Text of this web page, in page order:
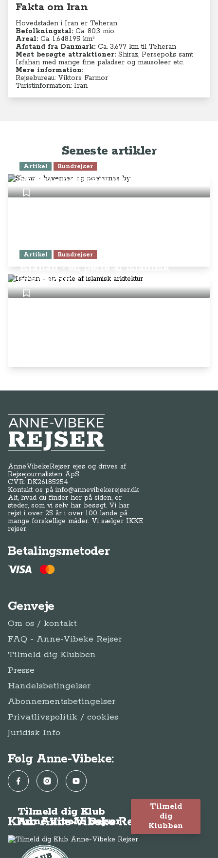
Fakta om Iran
Hovedstaden i Iran er Teheran.
Befolkningstal: Ca. 80,3 mio.
Areal: Ca. 1.648.195 km²
Afstand fra Danmark: Ca. 3.677 km til Teheran
Mest besøgte attraktioner: Shiraz, Persepolis samt
Isfahan med mange fine paladser og mausoleer etc.
Mere information:
Rejsebureau: Viktors Farmor
Turistinformation: Iran
Seneste artikler
Artikel Rundrejser
Shiraz - havernes og poeternes by
Artikel Rundrejser
Isfahan - en perle af islamisk
arkitektur
Anne-Vibeke Rejser
AnneVibekeRejser ejes og drives af
Rejsejournalisten ApS
CVR: DK26185254
Kontakt os påinfo@annevibekerejser.dk
Alt, hvad du finder her på siden, er
steder, som vi selv har besøgt. Vi har
rejst i over 25 år i over 100 lande på
mange forskellige måder. Vi sælger IKKE
rejser.
Betalingsmetoder
Genveje
Om os / kontakt
FAQ - Anne-Vibeke Rejser
Tilmeld dig Klubben
Presse
Handelsbetingelser
Abonnementsbetingelser
Privatlivspolitik / cookies
Juridisk Info
Følg Anne-Vibeke:
FacebookInstagramYouTube
Klub Anne-Vibeke Rejser
Tilmeld dig Klub
Anne-Vibeke Rejser
Tilmeld
dig
Klubben